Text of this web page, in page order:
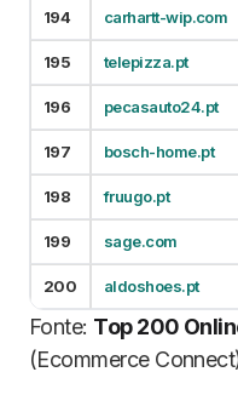
194 carhartt-wip.com
195 telepizza.pt
196 pecasauto24.pt
197 bosch-home.pt
198 fruugo.pt
199 sage.com
200 aldoshoes.pt
Fonte: Top 200
(Ecommerce